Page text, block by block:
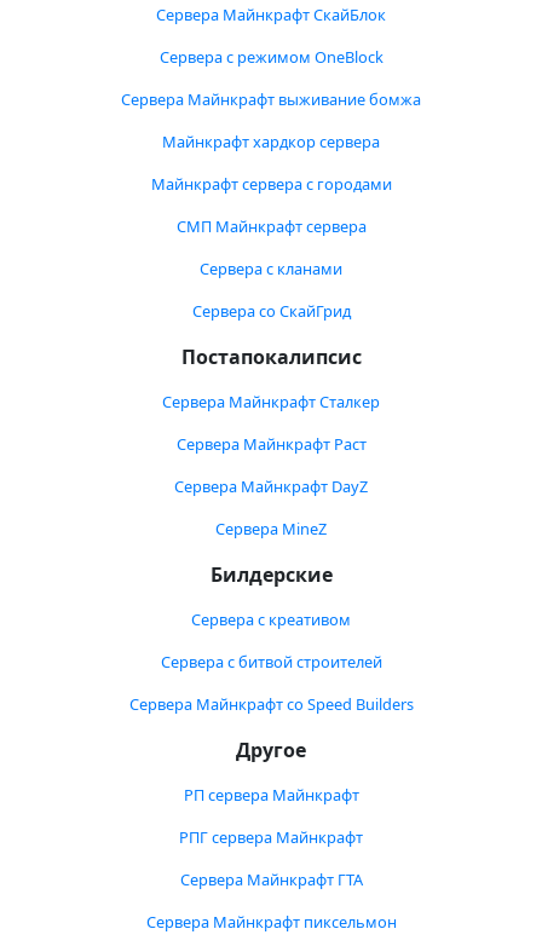
Сервера Майнкрафт СкайБлок
Сервера с режимом OneBlock
Сервера Майнкрафт выживание бомжа
Майнкрафт хардкор сервера
Майнкрафт сервера с городами
СМП Майнкрафт сервера
Сервера с кланами
Сервера со СкайГрид
Постапокалипсис
Сервера Майнкрафт Сталкер
Сервера Майнкрафт Раст
Сервера Майнкрафт DayZ
Сервера MineZ
Билдерские
Сервера с креативом
Сервера с битвой строителей
Сервера Майнкрафт со Speed Builders
Другое
РП сервера Майнкрафт
РПГ сервера Майнкрафт
Сервера Майнкрафт ГТА
Сервера Майнкрафт пиксельмон